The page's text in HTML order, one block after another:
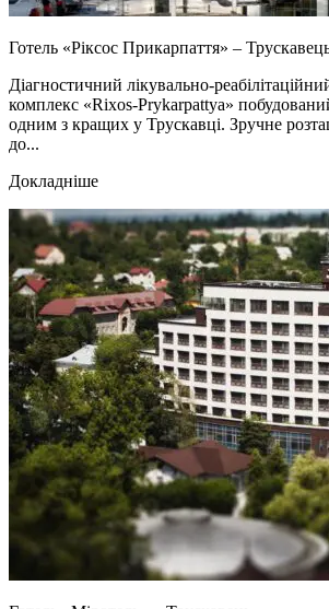
Готель «Ріксос Прикарпаття» –
Діагностичний лікувально-
комплекс «Rixos-Prykarpattya»
одним з кращих у Трускавці. Зручне
до...
Докладніше